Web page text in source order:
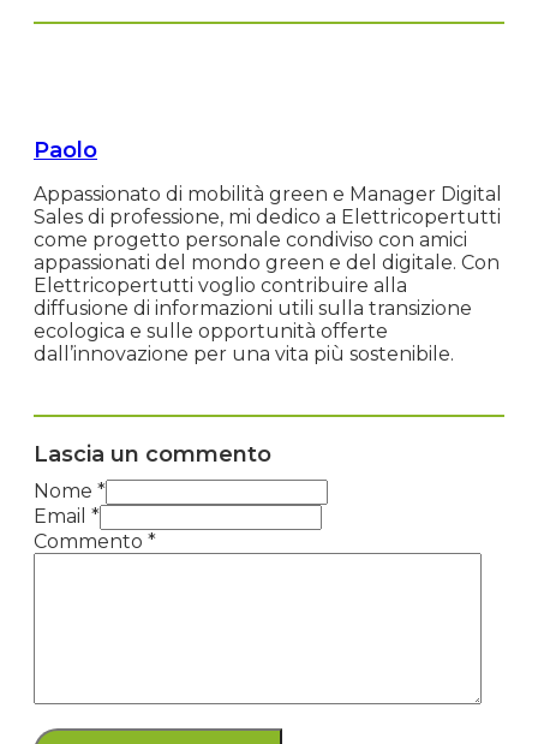
Paolo
Appassionato di mobilità green e Manager Digital
Sales di professione, mi dedico a Elettricopertutti
come progetto personale condiviso con amici
appassionati del mondo green e del digitale. Con
Elettricopertutti voglio contribuire alla
diffusione di informazioni utili sulla transizione
ecologica e sulle opportunità offerte
dall’innovazione per una vita più sostenibile.
Lascia un commento
Nome *
Email *
Commento *